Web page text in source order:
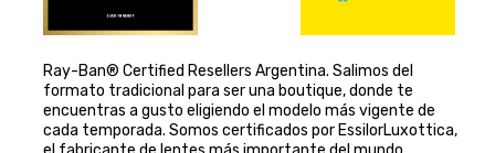
Ray-Ban® Certified Resellers Argentina. Salimos del
formato tradicional para ser una boutique, donde te
encuentras a gusto eligiendo el modelo más vigente de
cada temporada. Somos certificados por EssilorLuxottica,